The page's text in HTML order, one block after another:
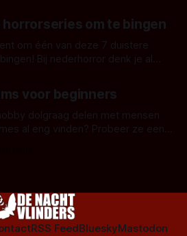
horrorseries om te bingen
om één van deze 7 duistere
denk je al
Maar Nederlandse horror
een aantal Nederlandse tv-
series uit het duistere of horrorgenre. Als
voor beginners
dolgraag delen met mensen
al eng vinden? Probeer ze eens
RSS FeedBlueskyMastodon